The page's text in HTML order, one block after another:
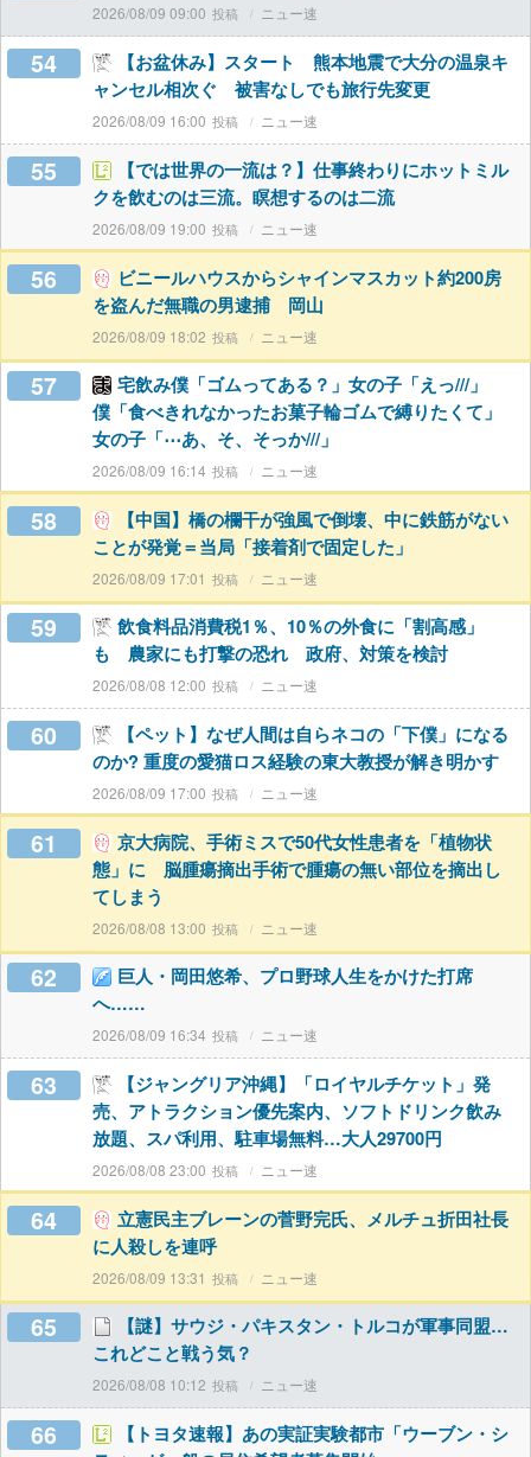
2026/08/09 09:00 ニュー速
54
【お盆休み】スタート 熊本地震で大分の温泉キ
ャンセル相次ぐ 被害なしでも旅行先変更
2026/08/09 16:00 ニュー速
55
【では世界の一流は？】仕事終わりにホットミル
クを飲むのは三流。瞑想するのは二流
2026/08/09 19:00 ニュー速
56
ビニールハウスからシャインマスカット約200房
を盗んだ無職の男逮捕 岡山
2026/08/09 18:02 ニュー速
57
宅飲み僕「ゴムってある？」女の子「えっ///」
僕「食べきれなかったお菓子輪ゴムで縛りたくて」
女の子「⋯あ、そ、そっか///」
2026/08/09 16:14 ニュー速
58
【中国】橋の欄干が強風で倒壊、中に鉄筋がない
ことが発覚＝当局「接着剤で固定した」
2026/08/09 17:01 ニュー速
59
飲食料品消費税1％、10％の外食に「割高感」
も 農家にも打撃の恐れ 政府、対策を検討
2026/08/08 12:00 ニュー速
60
【ペット】なぜ人間は自らネコの「下僕」になる
のか? 重度の愛猫ロス経験の東大教授が解き明かす
2026/08/09 17:00 ニュー速
61
京大病院、手術ミスで50代女性患者を「植物状
態」に 脳腫瘍摘出手術で腫瘍の無い部位を摘出し
てしまう
2026/08/08 13:00 ニュー速
62
巨人・岡田悠希、プロ野球人生をかけた打席
へ……
2026/08/09 16:34 ニュー速
63
【ジャングリア沖縄】「ロイヤルチケット」発
売、アトラクション優先案内、ソフトドリンク飲み
放題、スパ利用、駐車場無料…大人29700円
2026/08/08 23:00 ニュー速
64
立憲民主ブレーンの菅野完氏、メルチュ折田社長
に人殺しを連呼
2026/08/09 13:31 ニュー速
65
【謎】サウジ・パキスタン・トルコが軍事同盟…
これどこと戦う気？
2026/08/08 10:12 ニュー速
66
【トヨタ速報】あの実証実験都市「ウーブン・シ